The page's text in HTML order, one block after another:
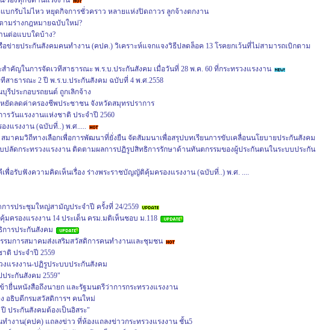
บกรับไม่ไหว หยุดกิจการชั่วคราว หลายแห่งปิดถาวร ลูกจ้างตกงาน
ามร่างกฎหมายฉบับใหม่?
นต่อแบบใดบ้าง?
อข่ายประกันสังคมคนทำงาน (คปค.) วิเคราะห์แจกแจงวิธีปลดล็อค 13 โรคยกเว้นที่ไม่สามารถเบิกตาม
ำคัญในการจัดเวทีสาธารณะ พ.ร.บ.ประกันสังคม เมื่อวันที่ 28 พ.ค. 60 ที่กระทรวงแรงงาน
สาธารณะ 2 ปี พ.ร.บ.ประกันสังคม ฉบับที่ 4 พ.ศ.2558
รีประกอบรถยนต์ ถูกเลิกจ้าง
ยัดลดค่าครองชีพประชาชน จังหวัดสมุทรปราการ
รวันแรงงานแห่งชาติ ประจำปี 2560
งแรงงาน (ฉบับที่..) พ.ศ.....
มาคมวิถีทางเลือกเพื่อการพัฒนาที่ยั่งยืน จัดสัมมนาเพื่อสรุปบทเรียนการขับเคลื่อนนโยบายประกันสังคม
ปลัดกระทรวงแรงงาน ติดตามผลการปฏิรูปสิทธิการรักษาด้านทันตกรรมของผู้ประกันตนในระบบประกัน
พื่อรับฟังความคิดเห็นเรื่อง ร่างพระราชบัญญัติคุ้มครองแรงงาน (ฉบับที่..) พ.ศ. ....
รประชุมใหญ่สามัญประจำปี ครั้งที่ 24/2559
ครองแรงงาน 14 ประเด็น ครม.มติเห็นชอบ ม.118
ารประกันสังคม
รมการสมาคมส่งเสริมสวัสดิการคนทำงานและชุมชน
ติ ประจำปี 2559
แรงงาน-ปฏิรูประบบประกันสังคม
ระกันสังคม 2559"
ายื่นหนังสือถึงนายก และรัฐมนตรีว่าการกระทรวงแรงงาน
อธิบดีกรมสวัสดิการฯ คนใหม่
ประกันสังคมต้องเป็นอิสระ"
ำงาน(คปค) แถลงข่าว ที่ห้องแถลงข่าวกระทรวงแรงงาน ชั้น5